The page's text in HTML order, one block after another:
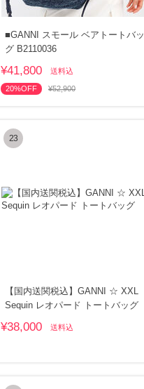
■GANNI スモール ベアトートバッ
グ B2110036
¥41,800 送料込
20%OFF ¥52,900
23
【国内送関税込】GANNI ☆ XXL
Sequin レオパード トートバッグ
¥38,000 送料込